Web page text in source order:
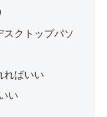
スクトップパソ
ればいい
い